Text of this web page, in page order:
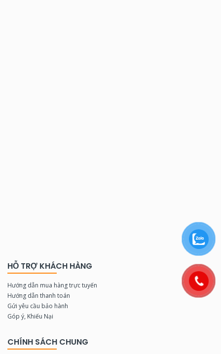
HỖ TRỢ KHÁCH HÀNG
Hướng dẫn mua hàng trực tuyến
Hướng dẫn thanh toán
Gửi yêu cầu bảo hành
Góp ý, Khiếu Nại
CHÍNH SÁCH CHUNG